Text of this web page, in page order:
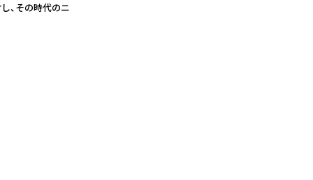
、その時代のニ